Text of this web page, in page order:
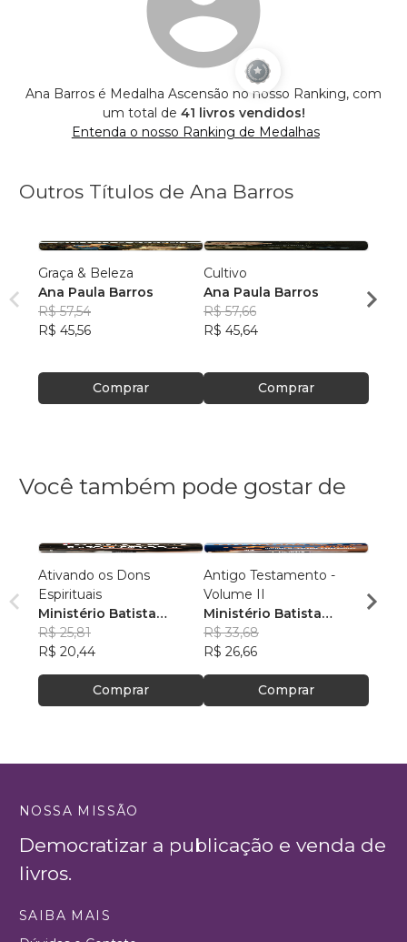
Ana Barros é Medalha Ascensão no nosso Ranking, com
um total de 41 livros vendidos!
Entenda o nosso Ranking de Medalhas
Outros Títulos de Ana Barros
Graça & Beleza
Ana Paula Barros
R$ 57,54
R$ 45,56
Comprar
Cultivo
Ana Paula Barros
R$ 57,66
R$ 45,64
Comprar
Ana
R$
Você também pode gostar de
Ativando os Dons
Espirituais
Ministério Batista
Ebenézer
R$ 25,81
R$ 20,44
Comprar
Antigo Testamento -
Volume II
Ministério Batista
Ebenézer
R$ 33,68
R$ 26,66
Comprar
NOSSA MISSÃO
Democratizar a publicação e venda de
livros.
SAIBA MAIS